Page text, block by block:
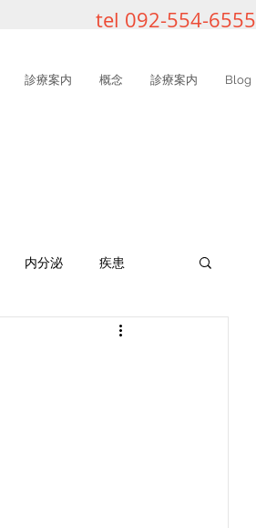
tel 092-554-6555
診療案内 概念 診療案内 Blog
内分泌 疾患